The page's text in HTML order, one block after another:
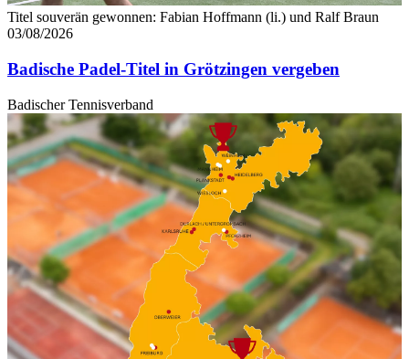
Titel souverän gewonnen: Fabian Hoffmann (li.) und Ralf Braun
03/08/2026
Badische Padel-Titel in Grötzingen vergeben
Badischer Tennisverband